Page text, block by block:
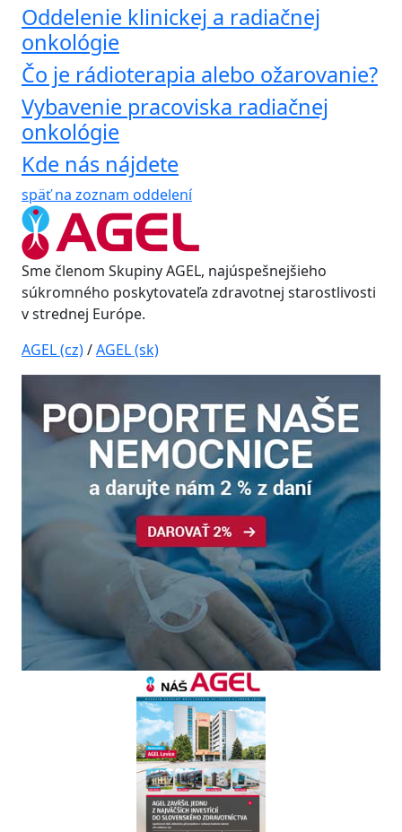
Oddelenie klinickej a radiačnej
onkológie
Čo je rádioterapia alebo ožarovanie?
Vybavenie pracoviska radiačnej
onkológie
Kde nás nájdete
späť na zoznam oddelení
Sme členom Skupiny AGEL, najúspešnejšieho
súkromného poskytovateľa zdravotnej starostlivosti
v strednej Európe.
AGEL (cz)/AGEL (sk)